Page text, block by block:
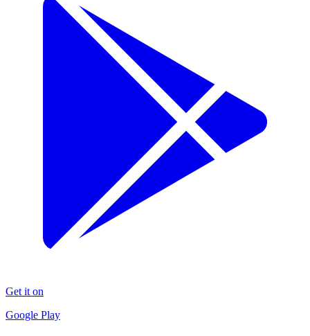
Get it on
Google Play